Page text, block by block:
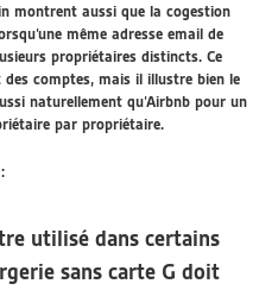
montrent aussi que la cogestion
même adresse email de
propriétaires distincts. Ce
comptes, mais il illustre bien le
naturellement qu’Airbnb pour un
par propriétaire.
utilisé dans certains
sans carte G doit